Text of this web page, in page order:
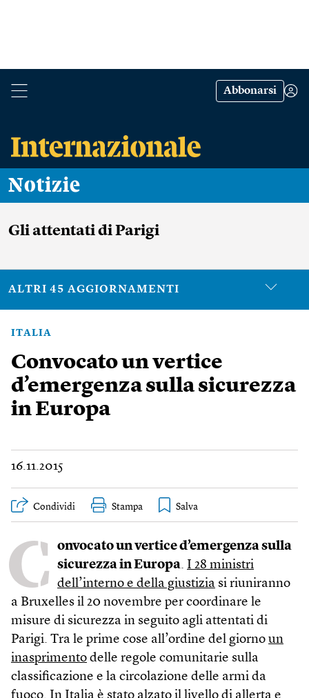
Abbonarsi
Notizie
Gli attentati di Parigi
ALTRI 45 AGGIORNAMENTI
ITALIA
Convocato un vertice
d’emergenza sulla sicurezza
in Europa
16.11.2015
Condividi Stampa
C
onvocato un vertice d’emergenza sulla
sicurezza in Europa. I 28 ministri
dell’interno e della giustizia si riuniranno
a Bruxelles il 20 novembre per coordinare le
misure di sicurezza in seguito agli attentati di
Parigi. Tra le prime cose all’ordine del giorno un
inasprimento delle regole comunitarie sulla
classificazione e la circolazione delle armi da